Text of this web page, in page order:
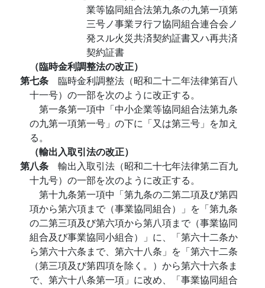
業等協同組合法第九条の九第一項第
三号ノ事業ヲ行フ協同組合連合会ノ
発スル火災共済契約証書又ハ再共済
契約証書
（臨時金利調整法の改正）
第七条 臨時金利調整法（昭和二十二年法律第百八
十一号）の一部を次のように改正する。
第一条第一項中「中小企業等協同組合法第九条
の九第一項第一号」の下に「又は第三号」を加え
る。
（輸出入取引法の改正）
第八条 輸出入取引法（昭和二十七年法律第二百九
十九号）の一部を次のように改正する。
第十九条第一項中「第九条の二第二項及び第四
項から第六項まで（事業協同組合）」を「第九条
の二第三項及び第六項から第八項まで（事業協同
組合及び事業協同小組合）」に、「第六十二条か
ら第六十六条まで、第六十八条」を「第六十二条
（第三項及び第四項を除く。）から第六十六条ま
で、第六十八条第一項」に改め、「事業協同組合